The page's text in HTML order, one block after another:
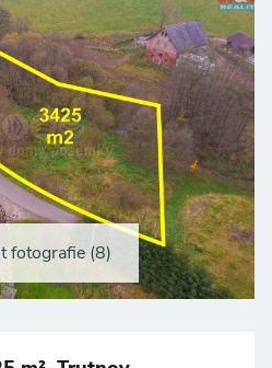
fotografie (8)